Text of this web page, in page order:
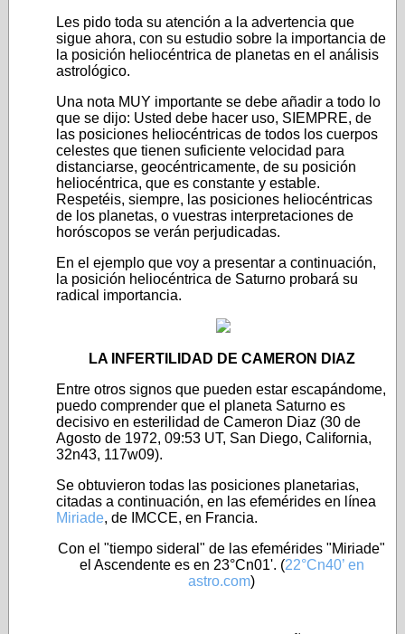
Les pido toda su atención a la advertencia que
sigue ahora, con su estudio sobre la importancia de
la posición heliocéntrica de planetas en el análisis
astrológico.
Una nota MUY importante se debe añadir a todo lo
que se dijo: Usted debe hacer uso, SIEMPRE, de
las posiciones heliocéntricas de todos los cuerpos
celestes que tienen suficiente velocidad para
distanciarse, geocéntricamente, de su posición
heliocéntrica, que es constante y estable.
Respetéis, siempre, las posiciones heliocéntricas
de los planetas, o vuestras interpretaciones de
horóscopos se verán perjudicadas.
En el ejemplo que voy a presentar a continuación,
la posición heliocéntrica de Saturno probará su
radical importancia.
LA INFERTILIDAD DE CAMERON DIAZ
Entre otros signos que pueden estar escapándome,
puedo comprender que el planeta Saturno es
decisivo en esterilidad de Cameron Diaz (30 de
Agosto de 1972, 09:53 UT, San Diego, California,
32n43, 117w09).
Se obtuvieron todas las posiciones planetarias,
citadas a continuación, en las efemérides en línea
Miriade, de IMCCE, en Francia.
Con el "tiempo sideral" de las efemérides "Miriade"
el Ascendente es en 23°Cn01'. (22°Cn40’ en
astro.com)